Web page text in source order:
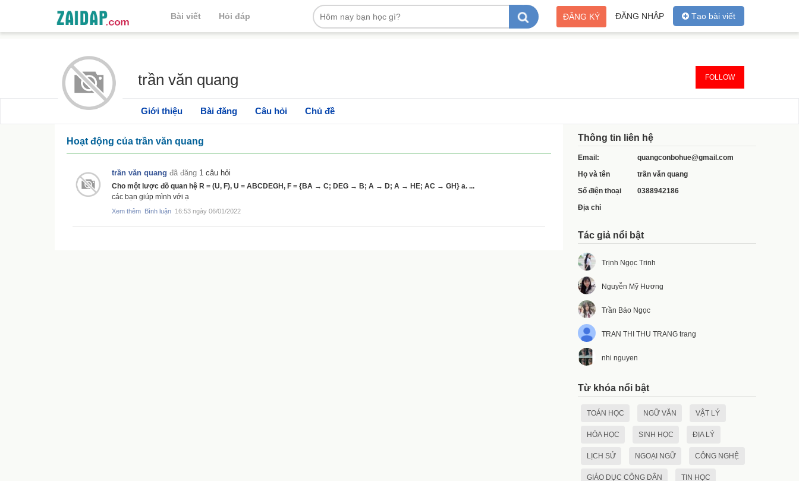
Bài viết Hỏi đáp Tạo bài viết
ĐĂNG NHẬP
ĐĂNG KÝ
trần văn quang FOLLOW
Giới thiệu Bài đăng Câu hỏi Chủ đề
Hoạt động của trần văn quang
trần văn quang đã đăng 1 câu hỏi
Cho một lược đồ quan hệ R = (U, F), U = ABCDEGH, F = {BA → C; DEG → B; A → D; A → HE; AC → GH} a. ...
các bạn giúp mình với ạ
Xem thêm Bình luận 16:53 ngày 06/01/2022
Thông tin liên hệ
Email:
quangconbohue@gmail.com
Họ và tên
trần văn quang
Số điện thoại
0388942186
Địa chỉ
Tác giả nổi bật
Trịnh Ngọc Trinh
Nguyễn Mỹ Hương
Trần Bảo Ngọc
TRAN THI THU TRANG trang
nhi nguyen
Từ khóa nổi bật
TOÁN HỌC NGỮ VĂN VẬT LÝ
HÓA HỌC SINH HỌC ĐỊA LÝ
LỊCH SỬ NGOẠI NGỮ CÔNG NGHỆ
GIÁO DỤC CÔNG DÂN TIN HỌC